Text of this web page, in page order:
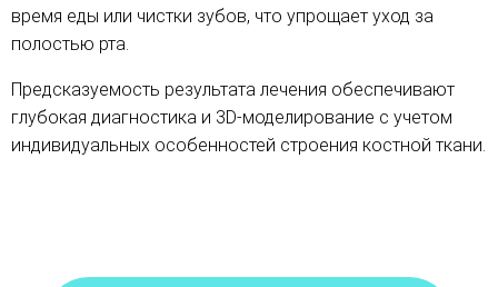
время еды или чистки зубов, что упрощает уход за
полостью рта.
Предсказуемость результата лечения обеспечивают
глубокая диагностика и 3D-моделирование с учетом
индивидуальных особенностей строения костной ткани.